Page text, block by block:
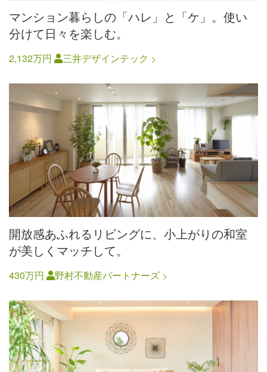
マンション暮らしの「ハレ」と「ケ」。使い
分けて日々を楽しむ。
2,132万円 三井デザインテック
開放感あふれるリビングに、小上がりの和室
が美しくマッチして。
430万円 野村不動産パートナーズ